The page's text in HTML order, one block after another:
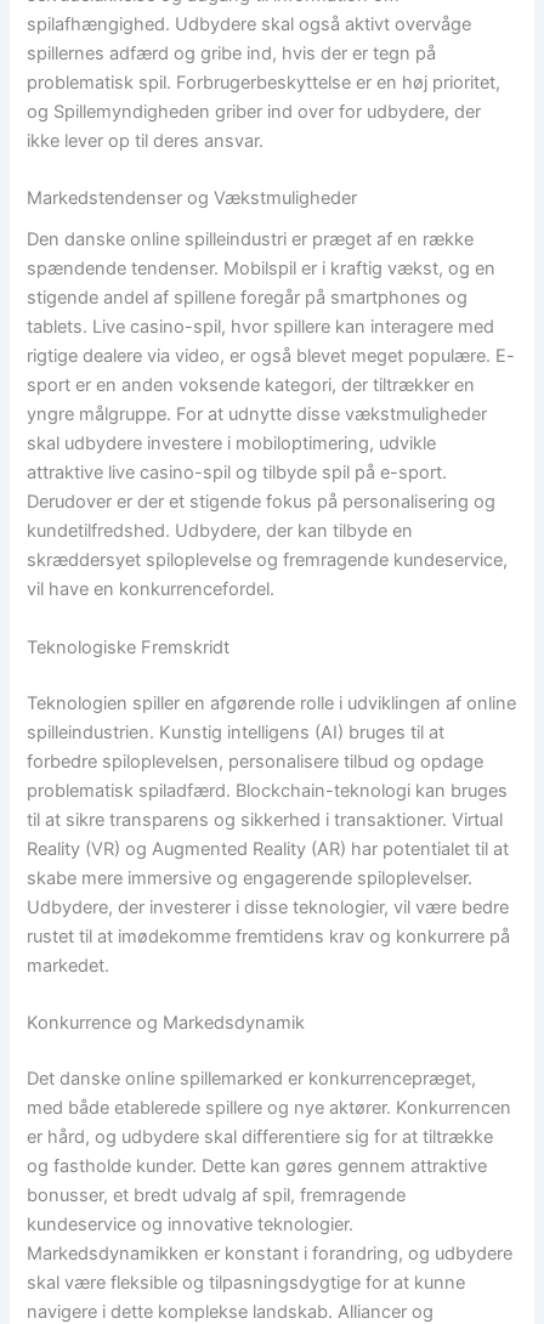
spilafhængighed. Udbydere skal også aktivt overvåge
spillernes adfærd og gribe ind, hvis der er tegn på
problematisk spil. Forbrugerbeskyttelse er en høj prioritet,
og Spillemyndigheden griber ind over for udbydere, der
ikke lever op til deres ansvar.
Markedstendenser og Vækstmuligheder
Den danske online spilleindustri er præget af en række
spændende tendenser. Mobilspil er i kraftig vækst, og en
stigende andel af spillene foregår på smartphones og
tablets. Live casino-spil, hvor spillere kan interagere med
rigtige dealere via video, er også blevet meget populære. E-
sport er en anden voksende kategori, der tiltrækker en
yngre målgruppe. For at udnytte disse vækstmuligheder
skal udbydere investere i mobiloptimering, udvikle
attraktive live casino-spil og tilbyde spil på e-sport.
Derudover er der et stigende fokus på personalisering og
kundetilfredshed. Udbydere, der kan tilbyde en
skræddersyet spiloplevelse og fremragende kundeservice,
vil have en konkurrencefordel.
Teknologiske Fremskridt
Teknologien spiller en afgørende rolle i udviklingen af online
spilleindustrien. Kunstig intelligens (AI) bruges til at
forbedre spiloplevelsen, personalisere tilbud og opdage
problematisk spiladfærd. Blockchain-teknologi kan bruges
til at sikre transparens og sikkerhed i transaktioner. Virtual
Reality (VR) og Augmented Reality (AR) har potentialet til at
skabe mere immersive og engagerende spiloplevelser.
Udbydere, der investerer i disse teknologier, vil være bedre
rustet til at imødekomme fremtidens krav og konkurrere på
markedet.
Konkurrence og Markedsdynamik
Det danske online spillemarked er konkurrencepræget,
med både etablerede spillere og nye aktører. Konkurrencen
er hård, og udbydere skal differentiere sig for at tiltrække
og fastholde kunder. Dette kan gøres gennem attraktive
bonusser, et bredt udvalg af spil, fremragende
kundeservice og innovative teknologier.
Markedsdynamikken er konstant i forandring, og udbydere
skal være fleksible og tilpasningsdygtige for at kunne
navigere i dette komplekse landskab. Alliancer og